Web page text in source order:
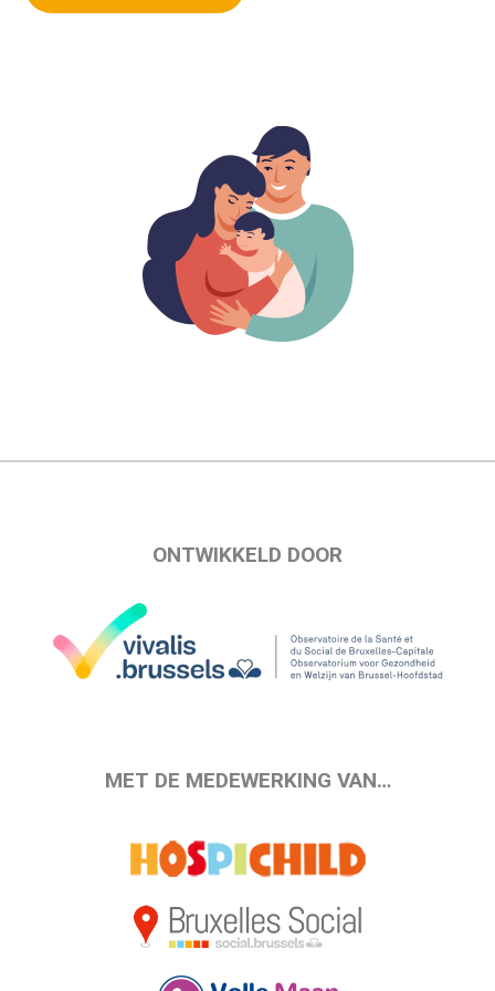
ONTWIKKELD DOOR
MET DE MEDEWERKING VAN…